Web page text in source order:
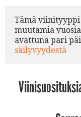
Tämä viinityyppi
muutamia
avattuna pari
säilyvyydestä